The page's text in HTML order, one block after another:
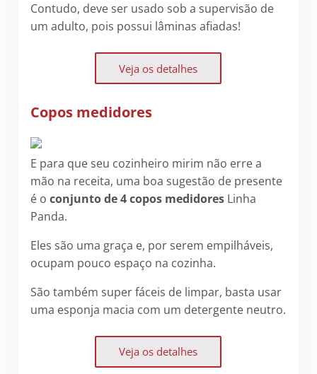
Contudo, deve ser usado sob a supervisão de
um adulto, pois possui lâminas afiadas!
Veja os detalhes
Copos medidores
E para que seu cozinheiro mirim não erre a
mão na receita, uma boa sugestão de presente
é o conjunto de 4 copos medidores Linha
Panda.
Eles são uma graça e, por serem empilháveis,
ocupam pouco espaço na cozinha.
São também super fáceis de limpar, basta usar
uma esponja macia com um detergente neutro.
Veja os detalhes